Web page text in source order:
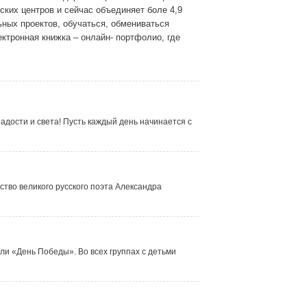
центров и сейчас объединяет боле 4,9
проектов, обучаться, обмениваться
книжка – онлайн- портфолио, где
и света! Пусть каждый день начинается с
великого русского поэта Александра
«День Победы». Во всех группах с детьми